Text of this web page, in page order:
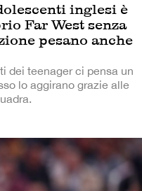
inglesi è
Far West senza
pesano anche
dei teenager ci pensa un
lo aggirano grazie alle